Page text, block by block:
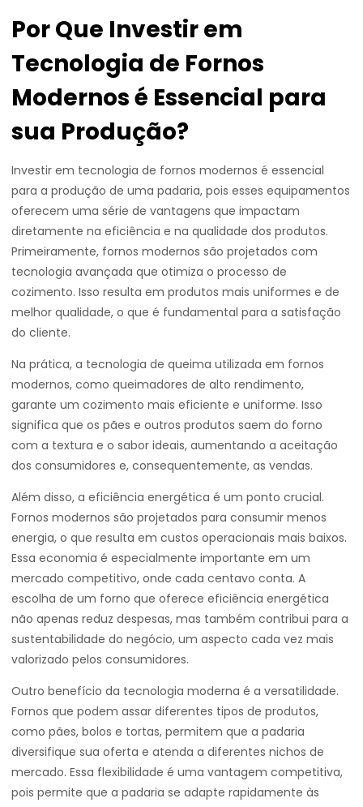
Por Que Investir em
Tecnologia de Fornos
Modernos é Essencial para
sua Produção?
Investir em tecnologia de fornos modernos é essencial
para a produção de uma padaria, pois esses equipamentos
oferecem uma série de vantagens que impactam
diretamente na eficiência e na qualidade dos produtos.
Primeiramente, fornos modernos são projetados com
tecnologia avançada que otimiza o processo de
cozimento. Isso resulta em produtos mais uniformes e de
melhor qualidade, o que é fundamental para a satisfação
do cliente.
Na prática, a tecnologia de queima utilizada em fornos
modernos, como queimadores de alto rendimento,
garante um cozimento mais eficiente e uniforme. Isso
significa que os pães e outros produtos saem do forno
com a textura e o sabor ideais, aumentando a aceitação
dos consumidores e, consequentemente, as vendas.
Além disso, a eficiência energética é um ponto crucial.
Fornos modernos são projetados para consumir menos
energia, o que resulta em custos operacionais mais baixos.
Essa economia é especialmente importante em um
mercado competitivo, onde cada centavo conta. A
escolha de um forno que oferece eficiência energética
não apenas reduz despesas, mas também contribui para a
sustentabilidade do negócio, um aspecto cada vez mais
valorizado pelos consumidores.
Outro benefício da tecnologia moderna é a versatilidade.
Fornos que podem assar diferentes tipos de produtos,
como pães, bolos e tortas, permitem que a padaria
diversifique sua oferta e atenda a diferentes nichos de
mercado. Essa flexibilidade é uma vantagem competitiva,
pois permite que a padaria se adapte rapidamente às